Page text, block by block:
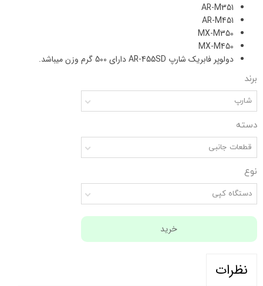
AR-M351
AR-M451
MX-M350
MX-M450
دولوپر فابریک شارپ AR-455SD دارای 500 گرم وزن میباشد.
برند
شارپ
دسته
قطعات جانبی
نوع
دستگاه کپی
خرید
نظرات